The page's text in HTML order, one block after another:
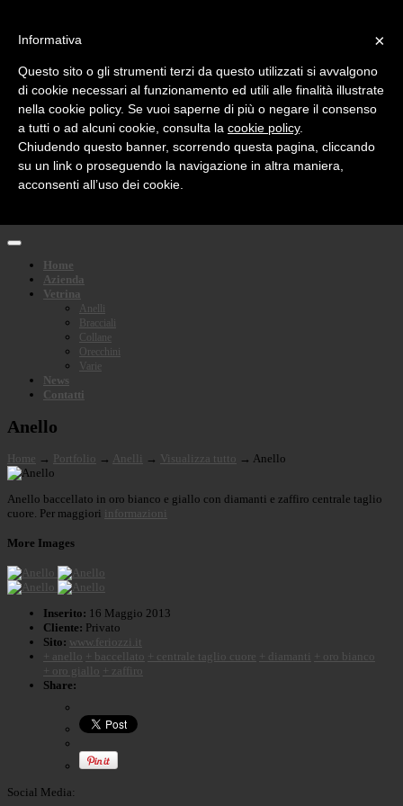
email
rss
twitter
Languages:
F.F. Feriozzi
Home
Azienda
Vetrina
Anelli
Bracciali
Collane
Orecchini
Varie
News
Contatti
Anello
Home → Portfolio → Anelli → Visualizza tutto → Anello
Anello baccellato in oro bianco e giallo con diamanti e zaffiro centrale taglio
cuore. Per maggiori informazioni
More Images
Inserito: 16 Maggio 2013
Cliente: Privato
Sito: www.feriozzi.it
+ anello + baccellato + centrale taglio cuore + diamanti + oro bianco
+ oro giallo + zaffiro
Share:
Social Media:
×
Informativa
Questo sito o gli strumenti terzi da questo utilizzati si avvalgono
di cookie necessari al funzionamento ed utili alle finalità illustrate
nella cookie policy. Se vuoi saperne di più o negare il consenso
a tutti o ad alcuni cookie, consulta la cookie policy.
Chiudendo questo banner, scorrendo questa pagina, cliccando
su un link o proseguendo la navigazione in altra maniera,
acconsenti all’uso dei cookie.